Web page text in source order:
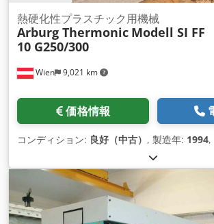
Wien 9,021 km
熱硬化性プラスチック用機械
Arburg Thermonic Modell SI FF
10 G250/300
価格情報
コンディション: 良好（中古） , 製造年: 1994,